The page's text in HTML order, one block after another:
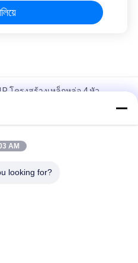
โครงสร้างเหล็กหล่อ 4 หัว
ามแม่นยำสูง เครื่อง SMT Pick
AM
looking for?